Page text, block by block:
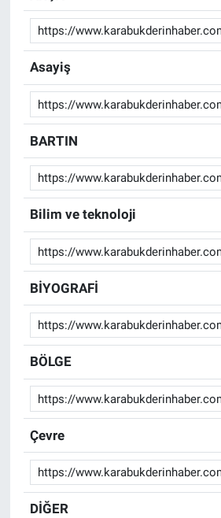
Asayiş
BARTIN
Bilim ve teknoloji
BİYOGRAFİ
BÖLGE
Çevre
DİĞER